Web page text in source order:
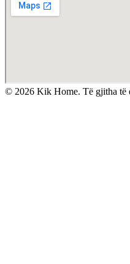
© 2026 Kik Home. Të gjitha të